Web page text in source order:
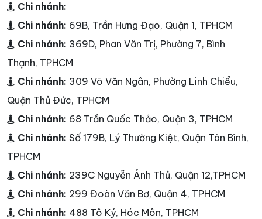
Chi nhánh:
Chi nhánh: 69B, Trần Hưng Đạo, Quận 1, TPHCM
Chi nhánh: 369D, Phan Văn Trị, Phường 7, Bình
Thạnh, TPHCM
Chi nhánh: 309 Võ Văn Ngân, Phường Linh Chiểu,
Quận Thủ Đức, TPHCM
Chi nhánh: 68 Trần Quốc Thảo, Quận 3, TPHCM
Chi nhánh: Số 179B, Lý Thường Kiệt, Quận Tân Bình,
TPHCM
Chi nhánh: 239C Nguyễn Ảnh Thủ, Quận 12,TPHCM
Chi nhánh: 299 Đoàn Văn Bơ, Quận 4, TPHCM
Chi nhánh: 488 Tô Ký, Hóc Môn, TPHCM